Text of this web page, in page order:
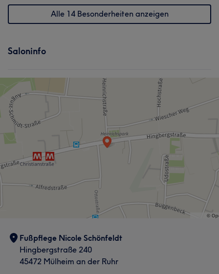
Alle 14 Besonderheiten anzeigen
Saloninfo
Fußpflege Nicole Schönfeldt
Hingbergstraße 240
45472 Mülheim an der Ruhr